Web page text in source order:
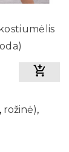
, rožinė),